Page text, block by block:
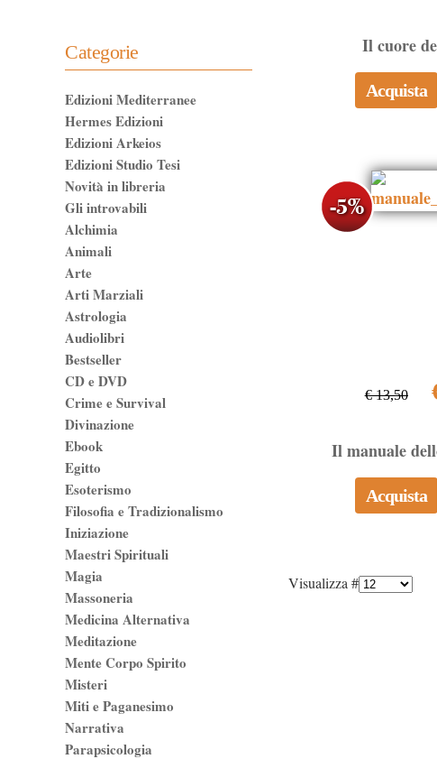
Il cuore
Acquista
€ 13,50
Il manuale
Acquista
Visualizza #
Categorie
Edizioni Mediterranee
Hermes Edizioni
Edizioni Arkeios
Edizioni Studio Tesi
Novità in libreria
Gli introvabili
Alchimia
Animali
Arte
Arti Marziali
Astrologia
Audiolibri
Bestseller
CD e DVD
Crime e Survival
Divinazione
Ebook
Egitto
Esoterismo
Filosofia e Tradizionalismo
Iniziazione
Maestri Spirituali
Magia
Massoneria
Medicina Alternativa
Meditazione
Mente Corpo Spirito
Misteri
Miti e Paganesimo
Narrativa
Parapsicologia